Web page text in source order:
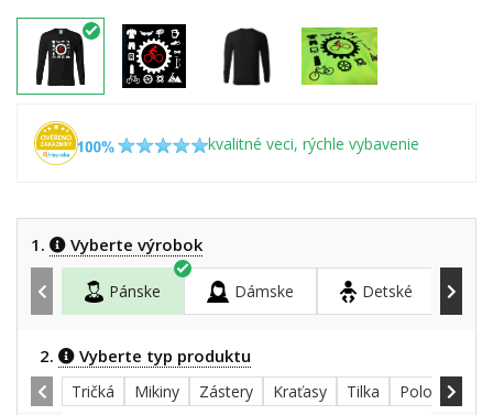
kvalitné veci, rýchle vybavenie
1. Vyberte výrobok
Pánske Dámske Detské
2. Vyberte typ produktu
Tričká Mikiny Zástery Kraťasy Tilka Polokošele